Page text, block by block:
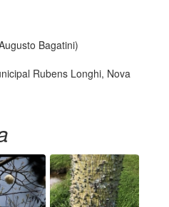
Bagatini)
Rubens Longhi, Nova